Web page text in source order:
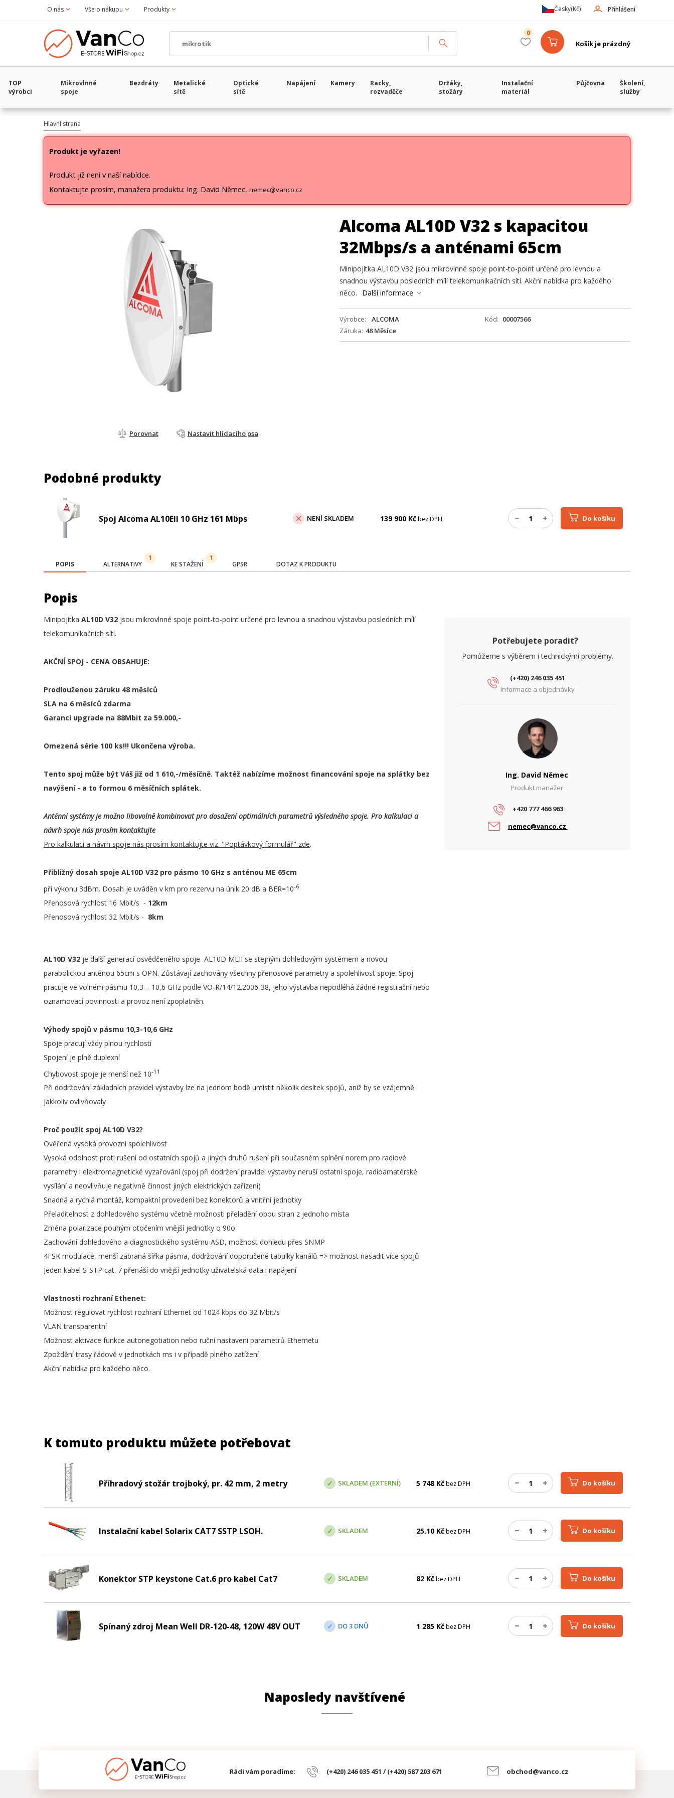
O nás Vše o nákupu Produkty Přihlášení
Česky(Kč)
Košík je prázdný
0
TOP
výrobci
Mikrovlnné
spoje
Bezdráty
Metalické
sítě
Optické
sítě
Napájení Kamery
Racky,
rozvaděče
Držáky,
stožáry
Instalační
materiál
Půjčovna
Školení,
služby
Hlavní strana
Produkt je vyřazen!
Produkt již není v naší nabídce.
Kontaktujte prosím, manažera produktu: Ing. David Němec, nemec@vanco.cz
Porovnat Nastavit hlídacího psa
Alcoma AL10D V32 s kapacitou
32Mbps/s a anténami 65cm
Minipojítka AL10D V32 jsou mikrovlnné spoje point-to-point určené pro levnou a
snadnou výstavbu posledních mílí telekomunikačních sítí. Akční nabídka pro každého
něco.
Další informace
Výrobce ALCOMA Kód
00007566
Záruka 48 Měsíce
Podobné produkty
Spoj Alcoma AL10EII 10 GHz 161 Mbps NENÍ SKLADEM 139 900 Kčbez DPH Do košíku
POPIS ALTERNATIVY
1
KE STAŽENÍ
1
GPSR DOTAZ K PRODUKTU
Popis
Minipojítka AL10D V32 jsou mikrovlnné spoje point-to-point určené pro levnou a snadnou výstavbu posledních mílí
telekomunikačních sítí.
AKČNÍ SPOJ - CENA OBSAHUJE:
Prodlouženou záruku 48 měsíců
SLA na 6 měsíců zdarma
Garanci upgrade na 88Mbit za 59.000,-
Omezená série 100 ks!!! Ukončena výroba.
Tento spoj může být Váš již od 1 610,-/měsíčně. Taktéž nabízíme možnost financování spoje na splátky bez
navýšení - a to formou 6 měsíčních splátek.
Anténní systémy je možno libovolně kombinovat pro dosažení optimálních parametrů výsledného spoje. Pro kalkulaci a
návrh spoje nás prosím kontaktujte
Pro kalkulaci a návrh spoje nás prosím kontaktujte viz. "Poptávkový formulář" zde.
Přibližný dosah spoje AL10D V32 pro pásmo 10 GHz s anténou ME 65cm
při výkonu 3dBm. Dosah je uváděn v km pro rezervu na únik 20 dB a BER=10-6
Přenosová rychlost 16 Mbit/s - 12km
Přenosová rychlost 32 Mbit/s - 8km
AL10D V32 je další generací osvědčeného spoje AL10D MEII se stejným dohledovým systémem a novou
parabolickou anténou 65cm s OPN. Zůstávají zachovány všechny přenosové parametry a spolehlivost spoje. Spoj
pracuje ve volném pásmu 10,3 – 10,6 GHz podle VO-R/14/12.2006-38, jeho výstavba nepodléhá žádné registrační nebo
oznamovací povinnosti a provoz není zpoplatněn.
Výhody spojů v pásmu 10,3-10,6 GHz
Spoje pracují vždy plnou rychlostí
Spojení je plně duplexní
Chybovost spoje je menší než 10-11
Při dodržování základních pravidel výstavby lze na jednom bodě umístit několik desítek spojů, aniž by se vzájemně
jakkoliv ovlivňovaly
Proč použít spoj AL10D V32?
Ověřená vysoká provozní spolehlivost
Vysoká odolnost proti rušení od ostatních spojů a jiných druhů rušení při současném splnění norem pro radiové
parametry i elektromagnetické vyzařování (spoj při dodržení pravidel výstavby neruší ostatní spoje, radioamatérské
vysílání a neovlivňuje negativně činnost jiných elektrických zařízení)
Snadná a rychlá montáž, kompaktní provedení bez konektorů a vnitřní jednotky
Přeladitelnost z dohledového systému včetně možnosti přeladění obou stran z jednoho místa
Změna polarizace pouhým otočením vnější jednotky o 90o
Zachování dohledového a diagnostického systému ASD, možnost dohledu přes SNMP
4FSK modulace, menší zabraná šířka pásma, dodržování doporučené tabulky kanálů => možnost nasadit více spojů
Jeden kabel S-STP cat. 7 přenáší do vnější jednotky uživatelská data i napájení
Vlastnosti rozhraní Ethenet:
Možnost regulovat rychlost rozhraní Ethernet od 1024 kbps do 32 Mbit/s
VLAN transparentní
Možnost aktivace funkce autonegotiation nebo ruční nastavení parametrů Ethernetu
Zpoždění trasy řádově v jednotkách ms i v případě plného zatížení
Akční nabídka pro každého něco.
Potřebujete poradit?
Pomůžeme s výběrem i technickými problémy.
(+420) 246 035 451
Informace a objednávky
Ing. David Němec
Produkt manažer
+420 777 466 963
nemec@vanco.cz
K tomuto produktu můžete potřebovat
Příhradový stožár trojboký, pr. 42 mm, 2 metry SKLADEM (EXTERNÍ) 5 748 Kčbez DPH Do košíku
Instalační kabel Solarix CAT7 SSTP LSOH. SKLADEM 25.10 Kčbez DPH Do košíku
Konektor STP keystone Cat.6 pro kabel Cat7 SKLADEM 82 Kčbez DPH Do košíku
Spínaný zdroj Mean Well DR-120-48, 120W 48V OUT DO 3 DNŮ 1 285 Kčbez DPH Do košíku
Naposledy navštívené
Rádi vám poradíme: (+420) 246 035 451 / (+420) 587 203 671 obchod@vanco.cz